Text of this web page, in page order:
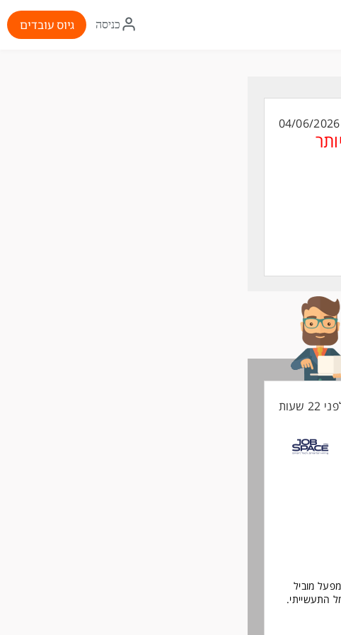
איקון
התחברות
כניסה גיוס עובדים
04/06/2026
22 שעות
מוביל
התעשייתי.